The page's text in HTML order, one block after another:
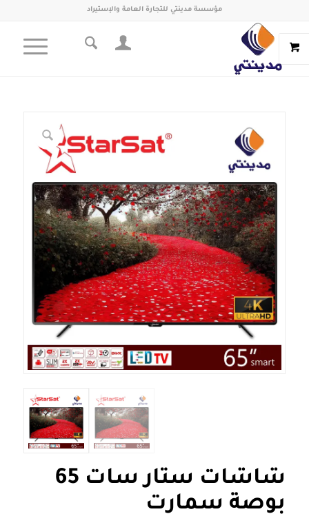
مؤسسة مدينتي للتجارة العامة والإستيراد
شاشات ستار سات 65
بوصة سمارت